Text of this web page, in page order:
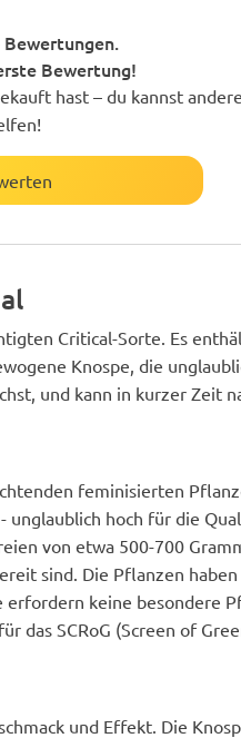
Bewertung!
hast – du kannst
Critical-Sorte. Es
Knospe, die
und kann in kurzer Zeit
feminisierten
hoch für die
von etwa 500-700
sind. Die Pflanzen
erfordern keine besondere
das SCRoG (Screen of
und Effekt. Die